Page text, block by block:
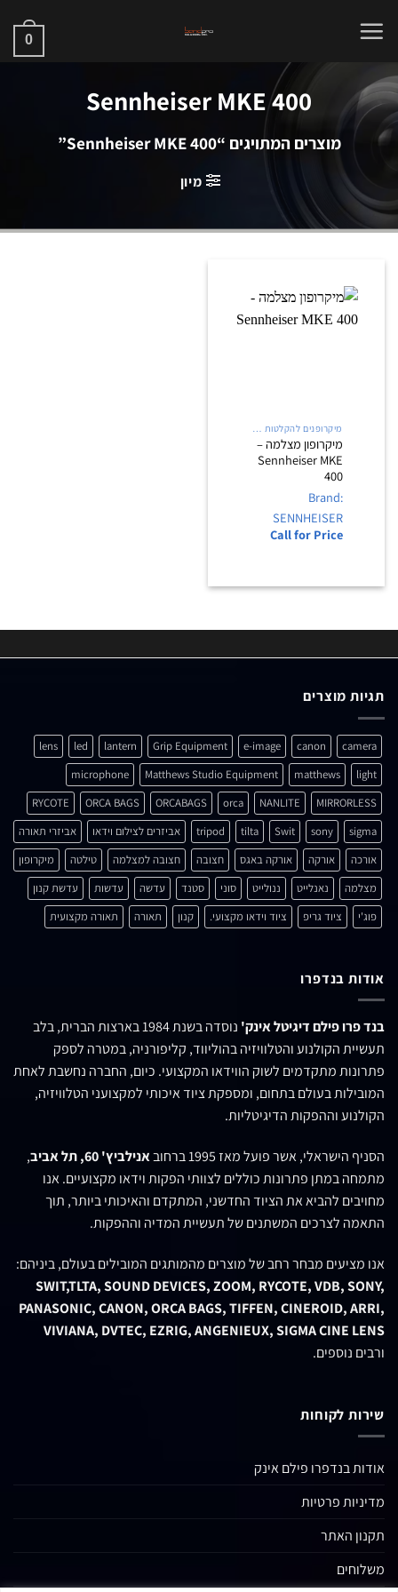
0
Sennheiser MKE 400
מוצרים המתויגים “Sennheiser MKE 400”
מיון
מיקרופון מצלמה –
Sennheiser MKE
400
Brand:
SENNHEISER
Call for Price
תגיות מוצרים
camera
canon
e-image
Grip Equipment
lantern
led
lens
light
matthews
Matthews Studio Equipment
microphone
MIRRORLESS
NANLITE
orca
ORCABAGS
ORCA BAGS
RYCOTE
sigma
sony
Swit
tilta
tripod אביזרים לצילום וידאו
אביזרי תאורה
אורכה
אורקה אורקה באגס חצובה חצובה למצלמה טילטה
מיקרופון
מצלמה
נאנלייט ננולייט סוני סטנד עדשה עדשות
עדשת קנון
פוג'י
ציוד גריפ ציוד וידאו מקצועי. קנון תאורה תאורה מקצועית
אודות בנדפרו
בנד פרו פילם דיגיטל אינק'
נוסדה בשנת 1984 בארצות הברית, בלב
תעשיית הקולנוע והטלוויזיה בהוליווד, קליפורניה, במטרה לספק
פתרונות מתקדמים לשוק הווידאו המקצועי. כיום, החברה נחשבת לאחת
המובילות בעולם בתחום, ומספקת ציוד איכותי למקצועני הטלוויזיה,
הקולנוע וההפקות הדיגיטליות.
הסניף הישראלי, אשר פועל מאז 1995 ברחוב אנילביץ' 60, תל אביב
,
מתמחה במתן פתרונות כוללים לצוותי הפקות וידאו מקצועיים. אנו
מחויבים להביא את הציוד החדשני, המתקדם והאיכותי ביותר, תוך
התאמה לצרכים המשתנים של תעשיית המדיה וההפקות.
אנו מציעים מבחר רחב של מוצרים מהמותגים המובילים בעולם, ביניהם:
SWIT,TLTA, SOUND DEVICES, ZOOM, RYCOTE, VDB, SONY,
PANASONIC, CANON, ORCA BAGS, TIFFEN, CINEROID, ARRI,
VIVIANA, DVTEC, EZRIG, ANGENIEUX, SIGMA CINE LENS
ורבים נוספים.
שירות לקוחות
אודות בנדפרו פילם אינק
מדיניות פרטיות
תקנון האתר
משלוחים